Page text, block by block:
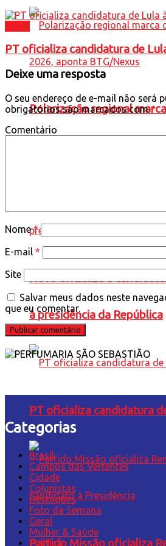
Polarização regional
presidencial de 2026,
Novo oficializa a
à presidência da República
PT oficializa candidatura
Partido Missão oficializa
PT oficializa candidatura de
Deixe uma resposta
O seu endereço de e-mail não será
obrigatórios são marcados com*
Comentário
Nome*
E-mail *
Site
Salvar meus dados neste
que eu comentar.
Categorias
Brasil
Campos das Vertentes
Cidade
Colunistas
Destaques
Foto da Semana
Geral
Mulher & Saúde
Política